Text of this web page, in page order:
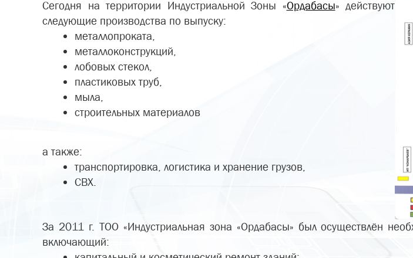
Сегодня на территории Индустриальной Зоны «Ордабасы» действуют
следующие производства по выпуску:
металлопроката,
металлоконструкций,
лобовых стекол,
пластиковых труб,
мыла,
строительных материалов
а также:
транспортировка, логистика и хранение грузов,
СВХ.
За 2011 г. ТОО «Индустриальная зона «Ордабасы» был осуществлён
включающий: